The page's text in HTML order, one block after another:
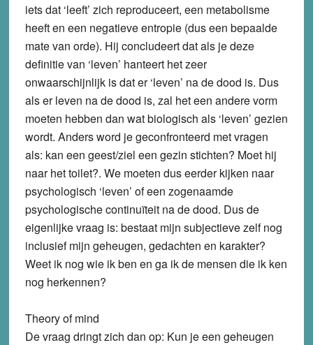
iets dat ‘leeft’ zich reproduceert, een metabolisme
heeft en een negatieve entropie (dus een bepaalde
mate van orde). Hij concludeert dat als je deze
definitie van ‘leven’ hanteert het zeer
onwaarschijnlijk is dat er ‘leven’ na de dood is. Dus
als er leven na de dood is, zal het een andere vorm
moeten hebben dan wat biologisch als ‘leven’ gezien
wordt. Anders word je geconfronteerd met vragen
als: kan een geest/ziel een gezin stichten? Moet hij
naar het toilet?. We moeten dus eerder kijken naar
psychologisch ‘leven’ of een zogenaamde
psychologische continuïteit na de dood. Dus de
eigenlijke vraag is: bestaat mijn subjectieve zelf nog
inclusief mijn geheugen, gedachten en karakter?
Weet ik nog wie ik ben en ga ik de mensen die ik ken
nog herkennen?
Theory of mind
De vraag dringt zich dan op: Kun je een geheugen